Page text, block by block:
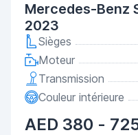
Mercedes-Benz
2023
Sièges
Moteur
Transmission
Couleur intérieure
AED 380 -